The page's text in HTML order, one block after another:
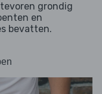
grondig
en
bevatten.